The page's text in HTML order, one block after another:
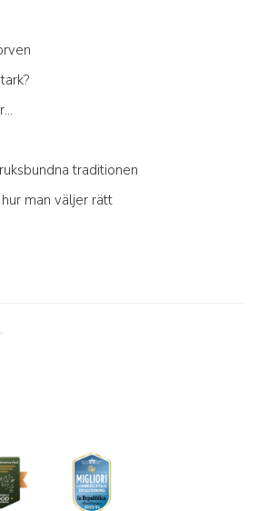
traditionen
man väljer rätt